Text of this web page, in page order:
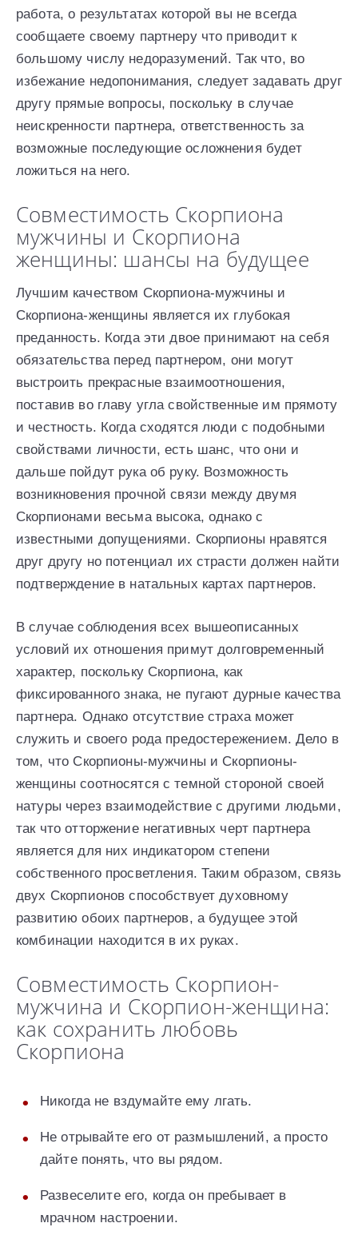
работа, о результатах которой вы не всегда
сообщаете своему партнеру что приводит к
большому числу недоразумений. Так что, во
избежание недопонимания, следует задавать друг
другу прямые вопросы, поскольку в случае
неискренности партнера, ответственность за
возможные последующие осложнения будет
ложиться на него.
Совместимость Скорпиона
мужчины и Скорпиона
женщины: шансы на будущее
Лучшим качеством Скорпиона-мужчины и
Скорпиона-женщины является их глубокая
преданность. Когда эти двое принимают на себя
обязательства перед партнером, они могут
выстроить прекрасные взаимоотношения,
поставив во главу угла свойственные им прямоту
и честность. Когда сходятся люди с подобными
свойствами личности, есть шанс, что они и
дальше пойдут рука об руку. Возможность
возникновения прочной связи между двумя
Скорпионами весьма высока, однако с
известными допущениями. Скорпионы нравятся
друг другу но потенциал их страсти должен найти
подтверждение в натальных картах партнеров.
В случае соблюдения всех вышеописанных
условий их отношения примут долговременный
характер, поскольку Скорпиона, как
фиксированного знака, не пугают дурные качества
партнера. Однако отсутствие страха может
служить и своего рода предостережением. Дело в
том, что Скорпионы-мужчины и Скорпионы-
женщины соотносятся с темной стороной своей
натуры через взаимодействие с другими людьми,
так что отторжение негативных черт партнера
является для них индикатором степени
собственного просветления. Таким образом, связь
двух Скорпионов способствует духовному
развитию обоих партнеров, а будущее этой
комбинации находится в их руках.
Совместимость Скорпион-
мужчина и Скорпион-женщина:
как сохранить любовь
Скорпиона
Никогда не вздумайте ему лгать.
Не отрывайте его от размышлений, а просто
дайте понять, что вы рядом.
Развеселите его, когда он пребывает в
мрачном настроении.